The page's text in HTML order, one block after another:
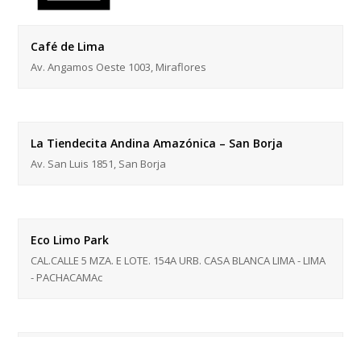
Café de Lima
Av. Angamos Oeste 1003, Miraflores
La Tiendecita Andina Amazónica – San Borja
Av. San Luis 1851, San Borja
Eco Limo Park
CAL.CALLE 5 MZA. E LOTE. 154A URB. CASA BLANCA LIMA - LIMA
- PACHACAMAc